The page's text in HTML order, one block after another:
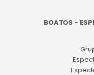
BOATOS -